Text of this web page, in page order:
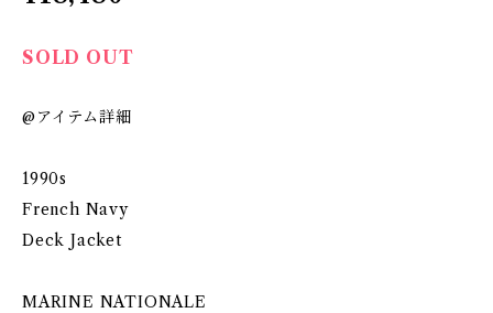
SOLD OUT
@アイテム詳細
1990s
French Navy
Deck Jacket
MARINE NATIONALE